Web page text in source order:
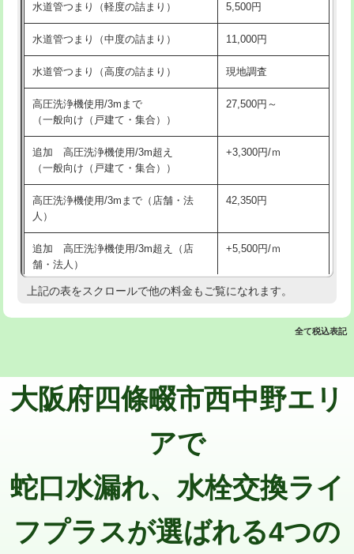
洗面台設置 38,500円
化粧台設置 22,000円
追加人工 16,500円
廃棄・処分 現場見積
※給水管工事は20mmまでの価格です。
交換・取付(排水栓・排水トラップ
22,000円+材料費
持込商品取付（混合水栓）
持込商品取付（浄水器・分岐水栓） 16,500円
業）
排水管工事（追加 排水管工事/3ｍ超
え）
マス交換（土の掘削・埋め戻し作業） 11,000円~
マス交換（深さ50㎝以上） 66,000円
コンクリート斫り（厚さ10㎝超え）
モルタル補修（厚さ10㎝まで） 27,500円
モルタル補修（厚さ10㎝超え）
追加人工 16,500円
水道管つまり（軽度の詰まり） 5,500円
水道管つまり（中度の詰まり） 11,000円
水道管つまり（高度の詰まり） 現地調査
高圧洗浄機使用/3mまで
（一般向け（戸建て・集合））
27,500円～
追加 高圧洗浄機使用/3m超え
（一般向け（戸建て・集合））
+3,300円/ｍ
高圧洗浄機使用/3mまで（店舗・法
人）
42,350円
追加 高圧洗浄機使用/3m超え（店
舗・法人）
+5,500円/ｍ
高度高圧洗浄換 現地調査
追加トーラー機使用/3m超え +3,300円
止水・漏水調査・防水処理・清掃・修
11,000円
止水・漏水調査・防水処理・清掃・修
22,000円
上記の表をスクロールで他の料金もご覧になれます。
全て税込表記
大阪府四條畷市西中野エリ
アで
蛇口水漏れ、水栓交換ライ
フプラスが選ばれる4つの